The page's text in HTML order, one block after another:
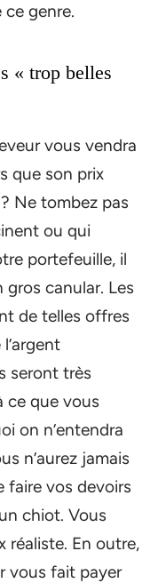
genre.
« trop belles
vous vendra
que son prix
Ne tombez pas
ou qui
portefeuille, il
gros canular. Les
de telles offres
seront très
ce que vous
on n’entendra
n’aurez jamais
faire vos devoirs
chiot. Vous
réaliste. En outre,
vous fait payer